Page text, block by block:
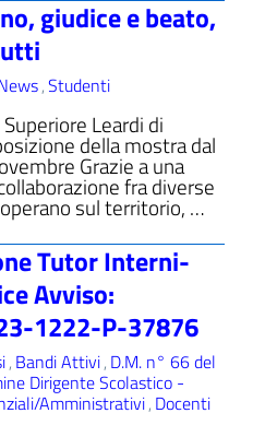
giudice e beato,
,Studenti
Leardi di
della mostra dal
Grazie a una
fra diverse
sul territorio, …
Tutor Interni-
Avviso:
1222-P-37876
, Bandi Attivi, D.M. n° 66 del
Dirigente Scolastico -
Amministrativi, Docenti